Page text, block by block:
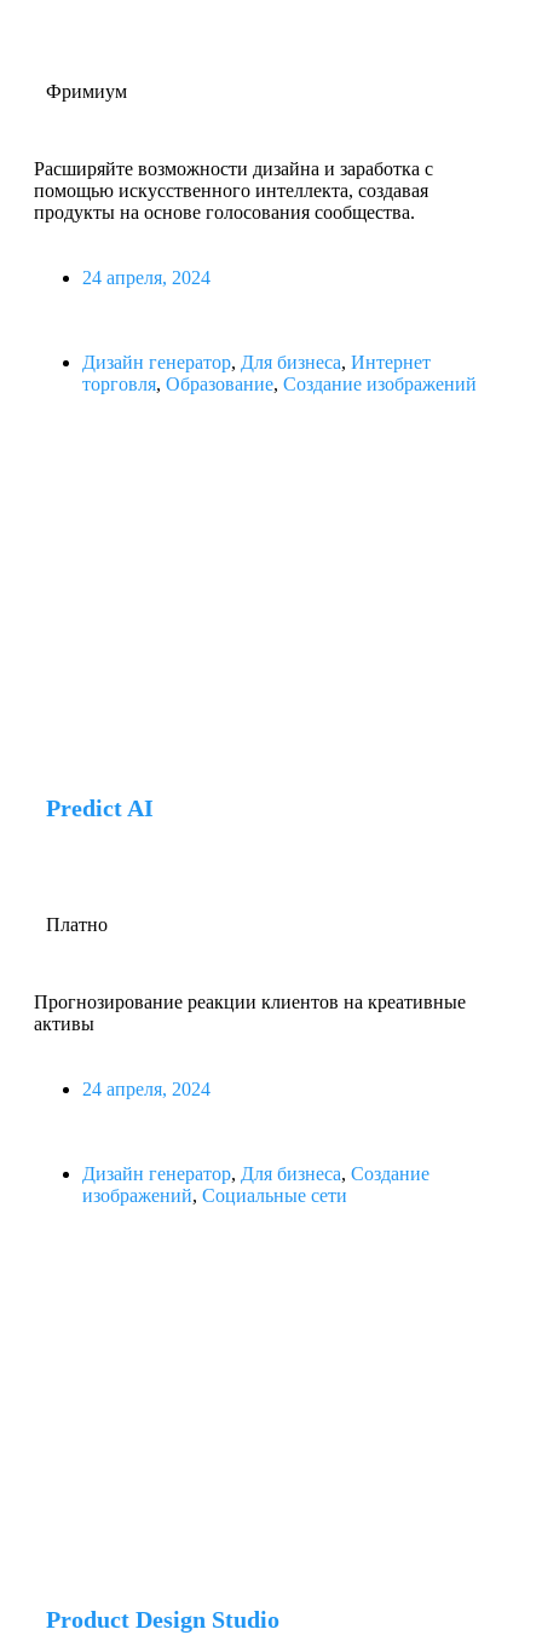
Фримиум
Расширяйте возможности дизайна и заработка с
помощью искусственного интеллекта, создавая
продукты на основе голосования сообщества.
24 апреля, 2024
Дизайн генератор, Для бизнеса, Интернет
торговля, Образование, Создание изображений
Predict AI
Платно
Прогнозирование реакции клиентов на креативные
активы
24 апреля, 2024
Дизайн генератор, Для бизнеса, Создание
изображений, Социальные сети
Product Design Studio